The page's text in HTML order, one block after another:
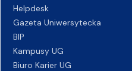
Helpdesk
Gazeta Uniwersytecka
BIP
Kampusy UG
Biuro Karier UG